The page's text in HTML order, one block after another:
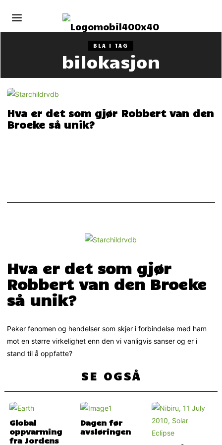
BLA I TAG
bilokasjon
Hva er det som gjør Robbert van den
Broeke så unik?
Hva er det som gjør
Robbert van den Broeke
så unik?
Peker fenomen og hendelser som skjer i forbindelse med ham
mot en større virkelighet enn den vi vanligvis sanser og er i
stand til å oppfatte?
SE OGSÅ
Global
oppvarming
fra Jordens
Dagen før
avsløringen